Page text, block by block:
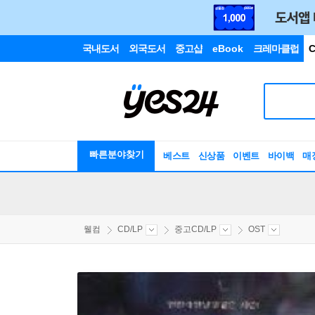
국내도서 외국도서 중고샵 eBook 크레마클럽
빠른분야찾기 베스트 신상품 이벤트 바이백 매
웰컴 CD/LP 중고CD/LP OST